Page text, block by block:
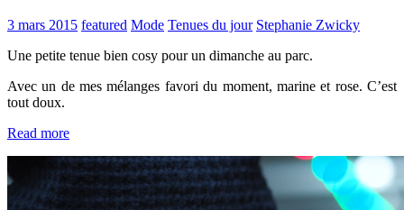
3 mars 2015 featured Mode Tenues du jour Stephanie Zwicky
Une petite tenue bien cosy pour un dimanche au parc.
Avec un de mes mélanges favori du moment, marine et rose. C’est
tout doux.
Read more